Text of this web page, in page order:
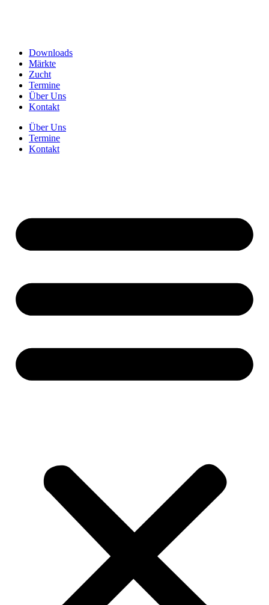
Downloads
Märkte
Zucht
Termine
Über Uns
Kontakt
Über Uns
Termine
Kontakt